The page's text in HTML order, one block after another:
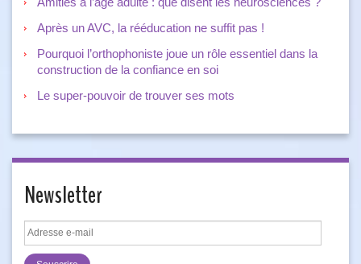
Après un AVC, la rééducation ne suffit pas !
Pourquoi l’orthophoniste joue un rôle essentiel dans la
construction de la confiance en soi
Le super-pouvoir de trouver ses mots
Newsletter
Adresse
e-
mail